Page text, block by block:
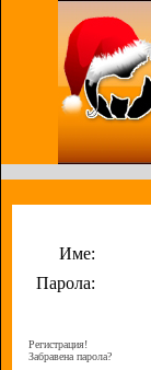
Име:
Парола:
Регистрация!
Забравена парола?